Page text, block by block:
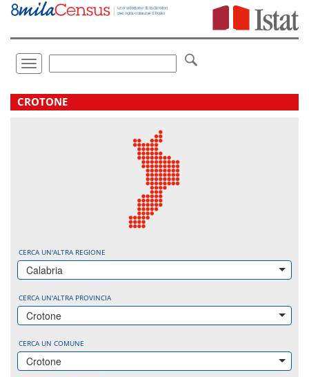
Vai
direttamente
Toggle
navigation
.
CROTONE
CERCA UN'ALTRA REGIONE
Calabria
CERCA UN'ALTRA PROVINCIA
Crotone
CERCA UN COMUNE
Crotone